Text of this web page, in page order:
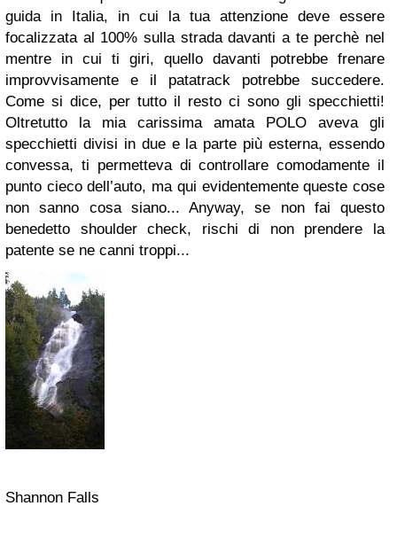
guida in Italia, in cui la tua attenzione deve essere
focalizzata al 100% sulla strada davanti a te perchè nel
mentre in cui ti giri, quello davanti potrebbe frenare
improvvisamente e il patatrack potrebbe succedere.
Come si dice, per tutto il resto ci sono gli specchietti!
Oltretutto la mia carissima amata POLO aveva gli
specchietti divisi in due e la parte più esterna, essendo
convessa, ti permetteva di controllare comodamente il
punto cieco dell’auto, ma qui evidentemente queste cose
non sanno cosa siano... Anyway, se non fai questo
benedetto shoulder check, rischi di non prendere la
patente se ne canni troppi...
Shannon Falls